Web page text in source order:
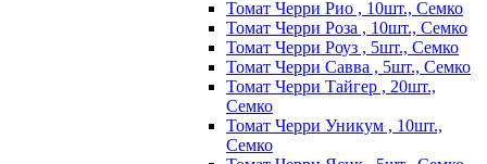
Томат Черри Рио , 10шт., Семко
Томат Черри Роза , 10шт., Семко
Томат Черри Роуз , 5шт., Семко
Томат Черри Савва , 5шт., Семко
Томат Черри Тайгер , 20шт.,
Семко
Томат Черри Уникум , 10шт.,
Семко